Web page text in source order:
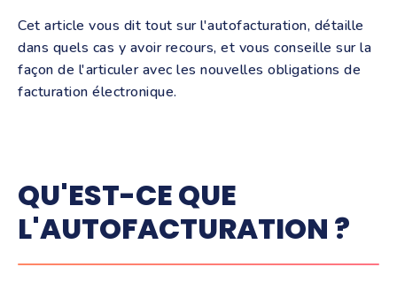
Cet article vous dit tout sur l'autofacturation, détaille
dans quels cas y avoir recours, et vous conseille sur la
façon de l'articuler avec les nouvelles obligations de
facturation électronique.
QU'EST-CE QUE
L'AUTOFACTURATION ?